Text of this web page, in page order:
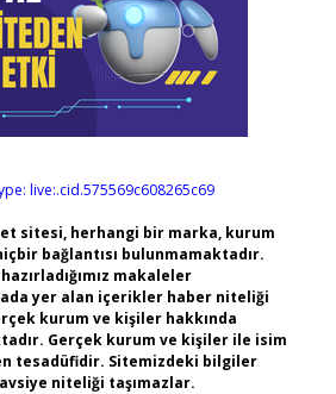
live:.cid.575569c608265c69
sitesi, herhangi bir marka, kurum
bağlantısı bulunmamaktadır.
makaleler
yer alan içerikler haber niteliği
kurum ve kişiler hakkında
Gerçek kurum ve kişiler ile isim
tesadüfidir. Sitemizdeki bilgiler
niteliği taşımazlar.